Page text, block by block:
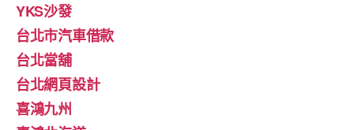
YKS沙發
台北市汽車借款
台北當舖
台北網頁設計
喜鴻九州